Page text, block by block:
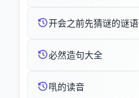
开会之前先猜谜的谜语
必然造句大全
啂的读音